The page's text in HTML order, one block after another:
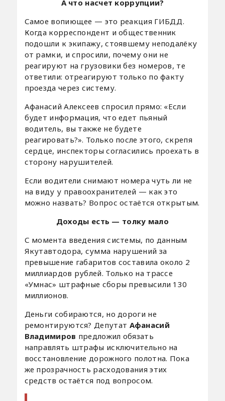
А что насчет коррупции?
Самое вопиющее — это реакция ГИБДД.
Когда корреспондент и общественник
подошли к экипажу, стоявшему неподалёку
от рамки, и спросили, почему они не
реагируют на грузовики без номеров, те
ответили: отреагируют только по факту
проезда через систему.
Афанасий Алексеев спросил прямо: «Если
будет информация, что едет пьяный
водитель, вы также не будете
реагировать?». Только после этого, скрепя
сердце, инспекторы согласились проехать в
сторону нарушителей.
Если водители снимают номера чуть ли не
на виду у правоохранителей — как это
можно назвать? Вопрос остаётся открытым.
Доходы есть — толку мало
С момента введения системы, по данным
Якутавтодора, сумма нарушений за
превышение габаритов составила около 2
миллиардов рублей. Только на трассе
«Умнас» штрафные сборы превысили 130
миллионов.
Деньги собираются, но дороги не
ремонтируются? Депутат Афанасий
Владимиров предложил обязать
направлять штрафы исключительно на
восстановление дорожного полотна. Пока
же прозрачность расходования этих
средств остаётся под вопросом.